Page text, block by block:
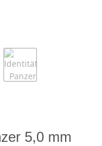
5,0 mm